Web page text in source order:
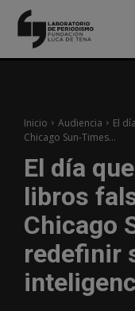
Inicio Audiencia
El
Chicago Sun-Times...
El día
libros
Chicago
redefinir